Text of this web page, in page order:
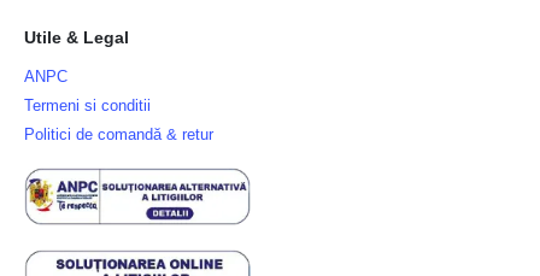
Utile & Legal
ANPC
Termeni si conditii
Politici de comandă & retur